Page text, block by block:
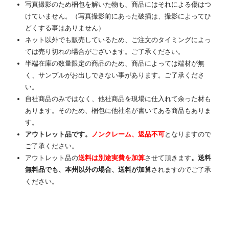
写真撮影のため梱包を解いた物も、商品にはそれによる傷はつ
けていません。（写真撮影前にあった破損は、撮影によってひ
どくする事はありません）
ネット以外でも販売しているため、ご注文のタイミングによっ
ては売り切れの場合がございます。ご了承ください。
半端在庫の数量限定の商品のため、商品によっては端材が無
く、サンプルがお出しできない事があります。ご了承くださ
い。
自社商品のみではなく、他社商品を現場に仕入れて余った材も
あります。そのため、梱包に他社名が書いてある商品もありま
す。
アウトレット品です。 ノンクレーム、返品不可となりますので
ご了承ください。
アウトレット品の送料は別途実費を加算させて頂きます。送料
無料品でも、本州以外の場合、送料が加算されますのでご了承
ください。